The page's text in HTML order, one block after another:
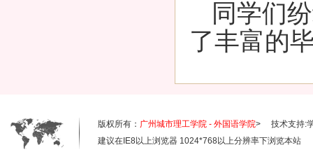
同学们
了丰富的
版权所有： 广州城市理工学院 - 外国语学院> 技术支持:
建议在IE8以上浏览器 1024*768以上分辨率下浏览本站